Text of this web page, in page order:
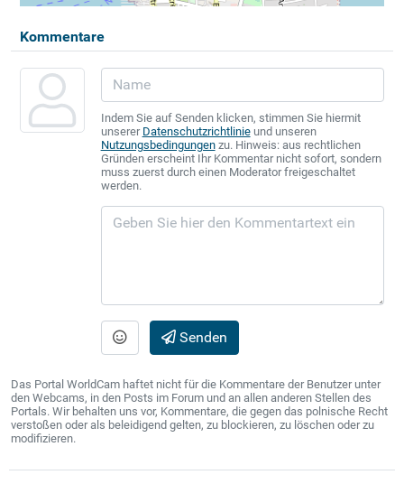
Kommentare
Indem Sie auf Senden klicken, stimmen Sie hiermit
unserer Datenschutzrichtlinieund unseren
Nutzungsbedingungenzu. Hinweis: aus rechtlichen
Gründen erscheint Ihr Kommentar nicht sofort, sondern
muss zuerst durch einen Moderator freigeschaltet
werden.
Senden
Das Portal WorldCam haftet nicht für die Kommentare der Benutzer unter
den Webcams, in den Posts im Forum und an allen anderen Stellen des
Portals. Wir behalten uns vor, Kommentare, die gegen das polnische Recht
verstoßen oder als beleidigend gelten, zu blockieren, zu löschen oder zu
modifizieren.